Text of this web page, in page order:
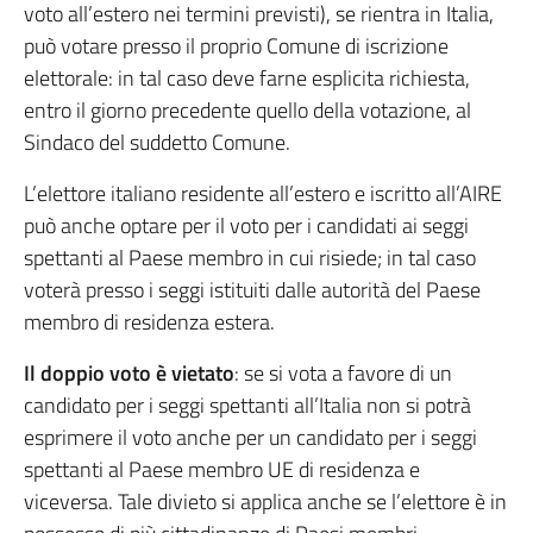
voto all’estero nei termini previsti), se rientra in Italia,
può votare presso il proprio Comune di iscrizione
elettorale: in tal caso deve farne esplicita richiesta,
entro il giorno precedente quello della votazione, al
Sindaco del suddetto Comune.
L’elettore italiano residente all’estero e iscritto all’AIRE
può anche optare per il voto per i candidati ai seggi
spettanti al Paese membro in cui risiede; in tal caso
voterà presso i seggi istituiti dalle autorità del Paese
membro di residenza estera.
Il doppio voto è vietato: se si vota a favore di un
candidato per i seggi spettanti all’Italia non si potrà
esprimere il voto anche per un candidato per i seggi
spettanti al Paese membro UE di residenza e
viceversa. Tale divieto si applica anche se l’elettore è in